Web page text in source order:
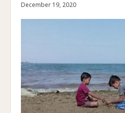
December 19, 2020